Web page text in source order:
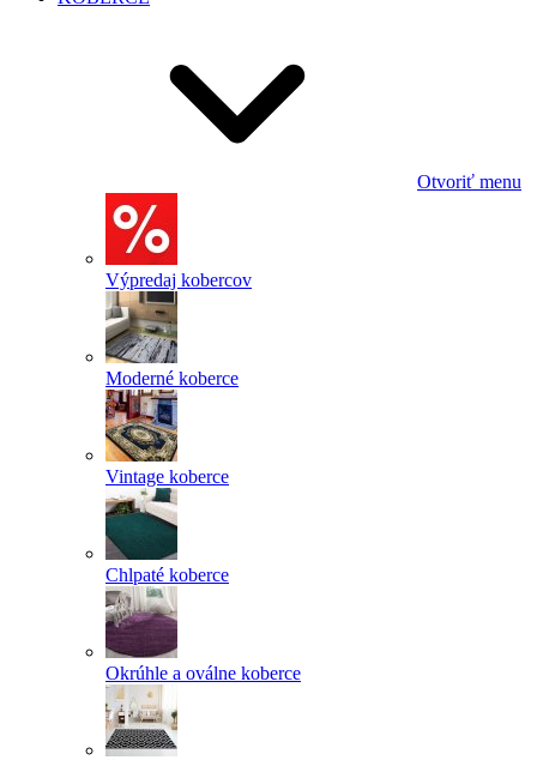
Otvoriť menu
Výpredaj kobercov
Moderné koberce
Vintage koberce
Chlpaté koberce
Okrúhle a oválne koberce